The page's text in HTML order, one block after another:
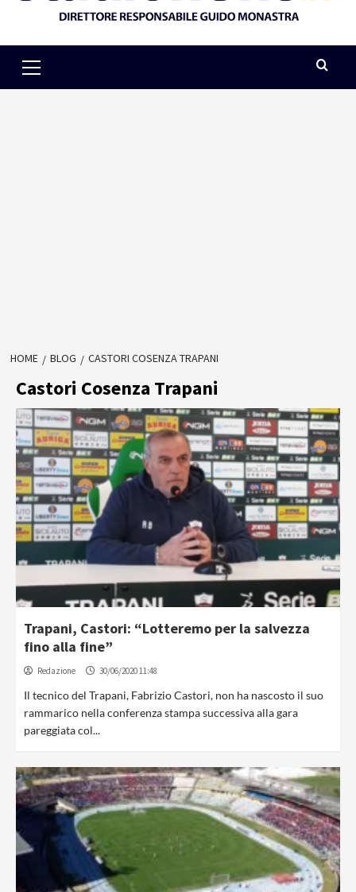
Menu
HOME BLOG CASTORI COSENZA TRAPANI
Castori Cosenza Trapani
Trapani, Castori: “Lotteremo per la salvezza
fino alla fine”
Redazione 30/06/2020 11:48
Il tecnico del Trapani, Fabrizio Castori, non ha nascosto il suo
rammarico nella conferenza stampa successiva alla gara
pareggiata col...